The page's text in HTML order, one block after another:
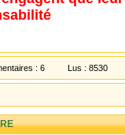
: 6 Lus : 8530